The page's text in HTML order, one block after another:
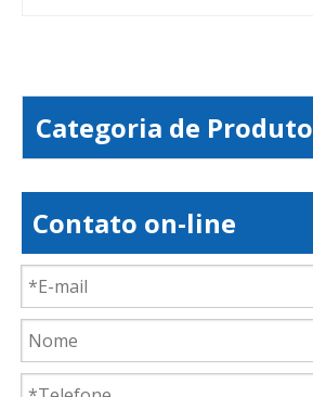
Categoria de Produto
Contato on-line